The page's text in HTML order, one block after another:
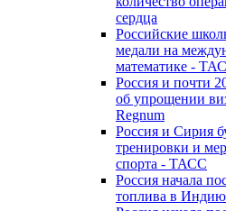
сердца
Российские
медали на
математике -
Россия и почти
об упрощении
Regnum
Россия и Сирия
тренировки и
спорта - ТАСС
Россия начала
топлива в